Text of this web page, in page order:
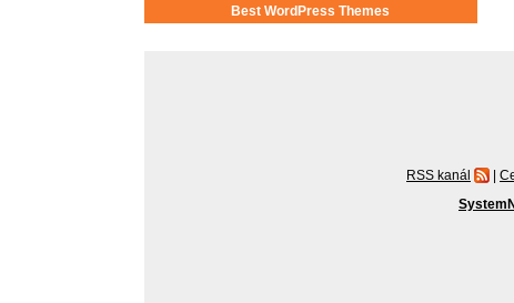
Best WordPress Themes
RSS kanál |